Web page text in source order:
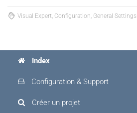
Visual Expert, Configuration, General Settings
Index
Configuration & Support
Créer un projet